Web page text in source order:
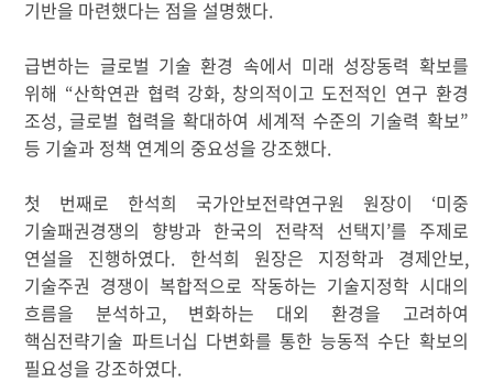
기반을 마련했다는 점을 설명했다.
급변하는 글로벌 기술 환경 속에서 미래 성장동력 확보를
위해 “산학연관 협력 강화, 창의적이고 도전적인 연구 환경
조성,글로벌 협력을 확대하여 세계적 수준의 기술력 확보”
등 기술과 정책 연계의 중요성을 강조했다.
첫 번째로 한석희 국가안보전략연구원 원장이 ‘미중
기술패권경쟁의 향방과 한국의 전략적 선택지’를 주제로
연설을 진행하였다. 한석희 원장은 지정학과 경제안보,
기술주권 경쟁이 복합적으로 작동하는 기술지정학 시대의
흐름을 분석하고, 변화하는 대외 환경을 고려하여
핵심전략기술 파트너십 다변화를 통한 능동적 수단 확보의
필요성을 강조하였다.